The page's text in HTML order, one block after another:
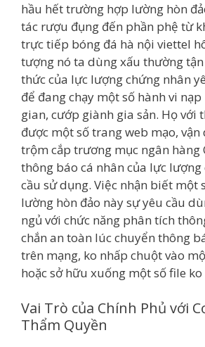
hầu hết trường hợp lường hòn
tác rượu đụng đến phần phệ từ
trực tiếp bóng đá hà nội viettel
tượng nó ta dùng xấu thường
thức của lực lượng chứng nhân
để đang chạy một số hành vi
gian, cướp giành gia sản. Họ với
được một số trang web mạo, vận
trộm cắp trương mục ngân hàng
thông báo cá nhân của lực lượng
cầu sử dụng. Việc nhận biết một
lường hòn đảo này sự yêu cầu
ngủ với chức năng phân tích
chắn an toàn lúc chuyển thông
trên mạng, ko nhấp chuột vào
hoặc sở hữu xuống một số file
Vai Trò của Chính Phủ với
Thẩm Quyền